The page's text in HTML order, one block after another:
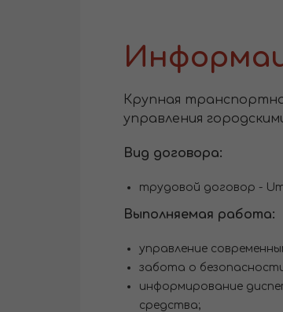
Крупная
управления
Вид договора:
трудовой договор -
Выполняемая работа:
управление
забота о
информирование
средства;